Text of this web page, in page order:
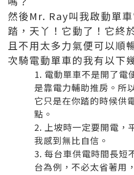
然後Mr. Ray叫我啟動單
踏，天丫！它動了！它終
且不用太多力氣便可以順
次騎電動單車的我有以下
電動單車不是開了電
是靠電力輔助推房。所
它只是在你踏的時候供
點。
上坡時一定要開電，
我感到無比自信。
每台車供電時間長短
台為例，不必太省著用